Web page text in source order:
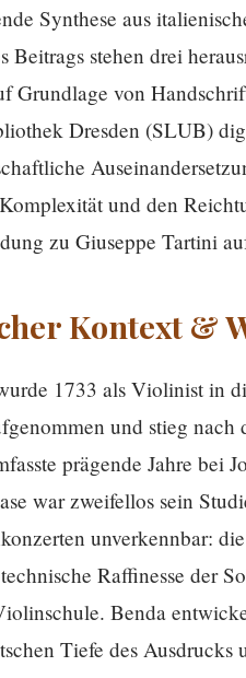
Synthese aus
Beitrags stehen drei
Grundlage von
Dresden (SLUB)
und den
zu Giuseppe Tartini
Kontext &
1733 als Violinist in
und stieg
prägende Jahre bei
war zweifellos sein
unverkennbar:
Raffinesse der
Benda
Tiefe des